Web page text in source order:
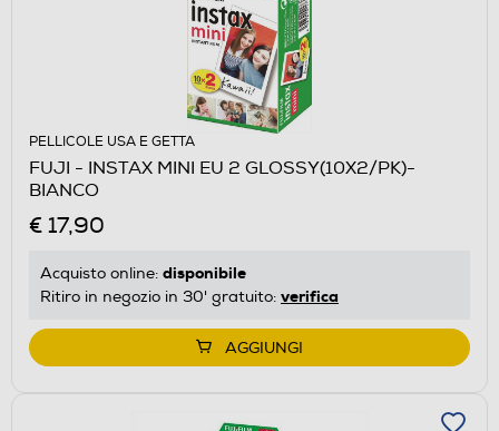
PELLICOLE USA E GETTA
FUJI - INSTAX MINI EU 2 GLOSSY(10X2/PK)-
BIANCO
€ 17,90
Acquisto online: disponibile
Ritiro in negozio in 30' gratuito: verifica
AGGIUNGI